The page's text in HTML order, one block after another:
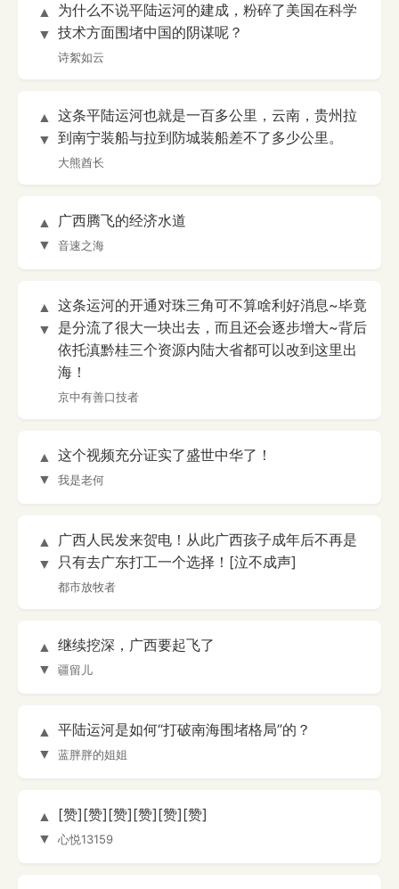
▲
▼
为什么不说平陆运河的建成，粉碎了美国在科学
技术方面围堵中国的阴谋呢？
诗絮如云
▲
▼
这条平陆运河也就是一百多公里，云南，贵州拉
到南宁装船与拉到防城装船差不了多少公里。
大熊酋长
▲
▼
广西腾飞的经济水道
音速之海
▲
▼
这条运河的开通对珠三角可不算啥利好消息~毕竟
是分流了很大一块出去，而且还会逐步增大~背后
依托滇黔桂三个资源内陆大省都可以改到这里出
海！
京中有善口技者
▲
▼
这个视频充分证实了盛世中华了！
我是老何
▲
▼
广西人民发来贺电！从此广西孩子成年后不再是
只有去广东打工一个选择！[泣不成声]
都市放牧者
▲
▼
继续挖深，广西要起飞了
疆留儿
▲
▼
平陆运河是如何“打破南海围堵格局”的？
蓝胖胖的姐姐
▲
▼
[赞][赞][赞][赞][赞][赞]
心悦13159